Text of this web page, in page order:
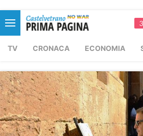
TV CRONACA ECONOMIA